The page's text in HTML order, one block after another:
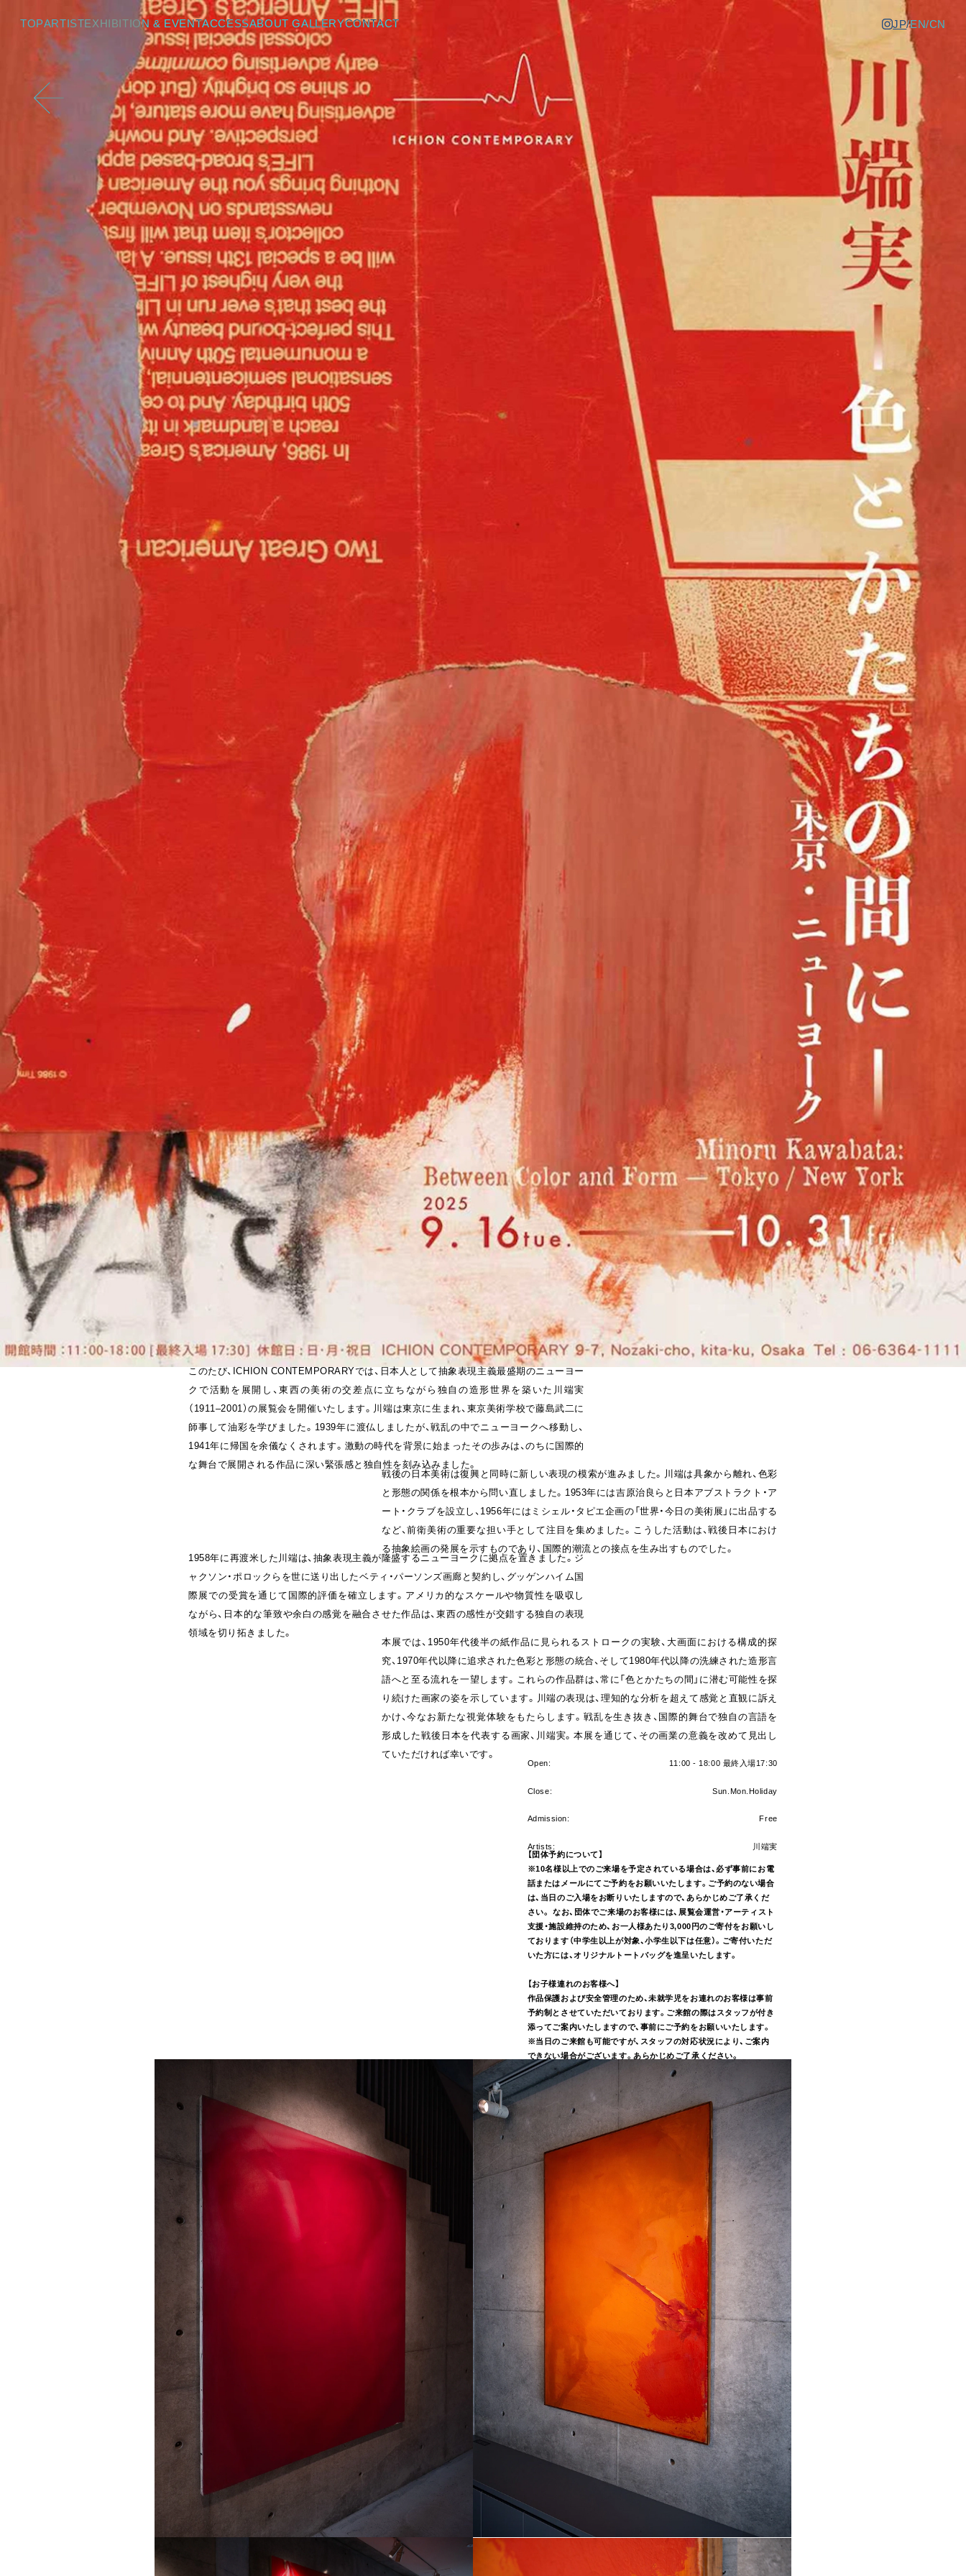
色とかたちの間に — 東京・ニューヨーク | Exhibition | ICHION CONTEMPORARY
TOPARTISTEXHIBITION & EVENTACCESSABOUT GALLERYCONTACT JP/EN/CN
このたび、ICHION CONTEMPORARYでは、日本人として抽象表現主義最盛期のニューヨー
クで活動を展開し、東西の美術の交差点に立ちながら独自の造形世界を築いた川端実
（1911–2001）の展覧会を開催いたします。川端は東京に生まれ、東京美術学校で藤島武二に
師事して油彩を学びました。1939年に渡仏しましたが、戦乱の中でニューヨークへ移動し、
1941年に帰国を余儀なくされます。激動の時代を背景に始まったその歩みは、のちに国際的
な舞台で展開される作品に深い緊張感と独自性を刻み込みました。
戦後の日本美術は復興と同時に新しい表現の模索が進みました。川端は具象から離れ、色彩
と形態の関係を根本から問い直しました。1953年には吉原治良らと日本アブストラクト・ア
ート・クラブを設立し、1956年にはミシェル・タピエ企画の「世界・今日の美術展」に出品する
など、前衛美術の重要な担い手として注目を集めました。こうした活動は、戦後日本におけ
る抽象絵画の発展を示すものであり、国際的潮流との接点を生み出すものでした。
1958年に再渡米した川端は、抽象表現主義が隆盛するニューヨークに拠点を置きました。ジ
ャクソン・ポロックらを世に送り出したベティ・パーソンズ画廊と契約し、グッゲンハイム国
際展での受賞を通じて国際的評価を確立します。アメリカ的なスケールや物質性を吸収し
ながら、日本的な筆致や余白の感覚を融合させた作品は、東西の感性が交錯する独自の表現
領域を切り拓きました。
本展では、1950年代後半の紙作品に見られるストロークの実験、大画面における構成的探
究、1970年代以降に追求された色彩と形態の統合、そして1980年代以降の洗練された造形言
語へと至る流れを一望します。これらの作品群は、常に「色とかたちの間」に潜む可能性を探
り続けた画家の姿を示しています。川端の表現は、理知的な分析を超えて感覚と直観に訴え
かけ、今なお新たな視覚体験をもたらします。戦乱を生き抜き、国際的舞台で独自の言語を
形成した戦後日本を代表する画家、川端実。本展を通じて、その画業の意義を改めて見出し
ていただければ幸いです。
Open: 11:00 - 18:00 最終入場17:30
Close: Sun.Mon.Holiday
Admission: Free
Artists:
川端実
【団体予約について】
※10名様以上でのご来場を予定されている場合は、必ず事前にお電
話またはメールにてご予約をお願いいたします。ご予約のない場合
は、当日のご入場をお断りいたしますので、あらかじめご了承くだ
さい。 なお、団体でご来場のお客様には、展覧会運営・アーティスト
支援・施設維持のため、お一人様あたり3,000円のご寄付をお願いし
ております（中学生以上が対象、小学生以下は任意）。ご寄付いただ
いた方には、オリジナルトートバッグを進呈いたします。
【お子様連れのお客様へ】
作品保護および安全管理のため、未就学児をお連れのお客様は事前
予約制とさせていただいております。ご来館の際はスタッフが付き
添ってご案内いたしますので、事前にご予約をお願いいたします。
※当日のご来館も可能ですが、スタッフの対応状況により、ご案内
できない場合がございます。あらかじめご了承ください。